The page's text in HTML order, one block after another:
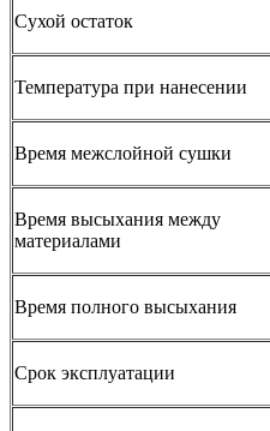
Сухой остаток
Температура при нанесении
Время межслойной сушки
Время высыхания между
материалами
Время полного высыхания
Срок эксплуатации